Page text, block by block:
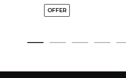
OFFER